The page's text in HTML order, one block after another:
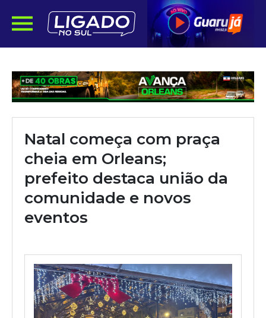
Natal começa com praça
cheia em Orleans;
prefeito destaca união da
comunidade e novos
eventos